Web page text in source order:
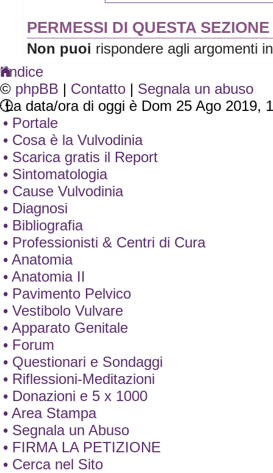
PERMESSI DI QUESTA
Non puoi rispondere agli argomenti
Indice
© phpBB | Contatto | Segnala un abuso
La data/ora di oggi è Dom 25 Ago 2019,
• Portale
• Cosa è la Vulvodinia
• Scarica gratis il Report
• Sintomatologia
• Cause Vulvodinia
• Diagnosi
• Bibliografia
• Professionisti & Centri di Cura
• Anatomia
• Anatomia II
• Pavimento Pelvico
• Vestibolo Vulvare
• Apparato Genitale
• Forum
• Questionari e Sondaggi
• Riflessioni-Meditazioni
• Donazioni e 5 x 1000
• Area Stampa
• Segnala un Abuso
• FIRMA LA PETIZIONE
• Cerca nel Sito